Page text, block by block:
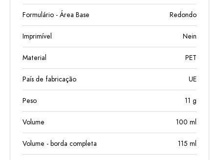
Formulário - Área Base Redondo
Imprimível Nein
Material PET
País de fabricação UE
Peso 11 g
Volume 100 ml
Volume - borda completa 115 ml